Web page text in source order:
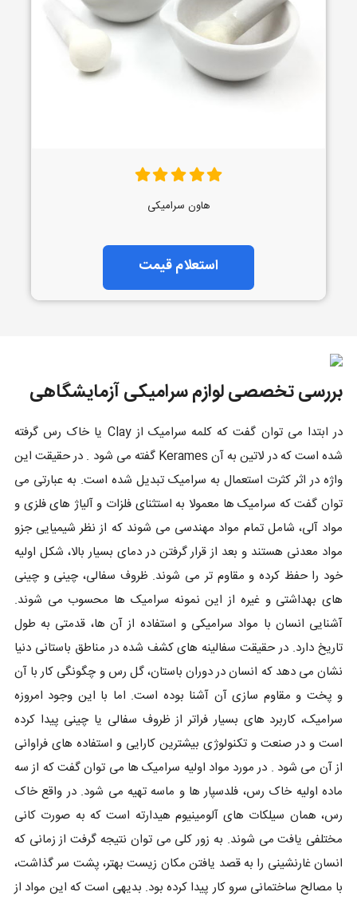
هاون سرامیکی
استعلام قیمت
بررسی تخصصی لوازم سرامیکی آزمایشگاهی
در ابتدا می توان گفت که کلمه سرامیک از Clay یا خاک رس گرفته
شده است که در لاتین به آن Kerames گفته می شود . در حقیقت این
واژه در اثر کثرت استعمال به سرامیک تبدیل شده است. به عبارتی می
توان گفت که سرامیک ها معمولا به استثنای فلزات و آلیاژ های فلزی و
مواد آلی، شامل تمام مواد مهندسی می شوند که از نظر شیمیایی جزو
مواد معدنی هستند و بعد از قرار گرفتن در دمای بسیار بالا، شکل اولیه
خود را حفظ کرده و مقاوم تر می شوند. ظروف سفالی، چینی و چینی
های بهداشتی و غیره از این نمونه سرامیک ها محسوب می شوند.
آشنایی انسان با مواد سرامیکی و استفاده از آن ها، قدمتی به طول
تاریخ دارد. در حقیقت سفالینه های کشف شده در مناطق باستانی دنیا
نشان می دهد که انسان در دوران باستان، گل رس و چگونگی کار با آن
و پخت و مقاوم سازی آن آشنا بوده است. اما با این وجود امروزه
سرامیک، کاربرد های بسیار فراتر از ظروف سفالی یا چینی پیدا کرده
است و در صنعت و تکنولوژی بیشترین کارایی و استفاده های فراوانی
از آن می شود . در مورد مواد اولیه سرامیک ها می توان گفت که از سه
ماده اولیه خاک رس، فلدسپار ها و ماسه تهیه می شود. در واقع خاک
رس، همان سیلکات های آلومینیوم هیدارته است که به صورت کانی
مختلفی یافت می شوند. به زور کلی می توان نتیجه گرفت از زمانی که
انسان غارنشینی را به قصد یافتن مکان زیست بهتر، پشت سر گذاشت،
با مصالح ساختمانی سرو کار پیدا کرده بود. بدیهی است که این مواد از